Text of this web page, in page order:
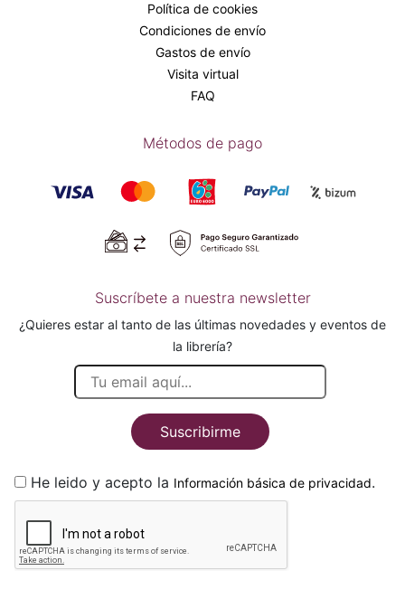
Política de cookies
Condiciones de envío
Gastos de envío
Visita virtual
FAQ
Métodos de pago
Suscríbete a nuestra newsletter
¿Quieres estar al tanto de las últimas novedades y eventos de
la librería?
Suscribirme
He leido y acepto la Información básica de privacidad.